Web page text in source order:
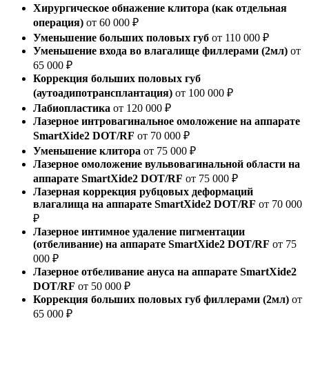
Хирургическое обнажение клитора (как отдельная
операция) от 60 000 ₽
Уменьшение больших половых губ от 110 000 ₽
Уменьшение входа во влагалище филлерами (2мл) от
65 000 ₽
Коррекция больших половых губ
(аутоадипотрансплантация) от 100 000 ₽
Лабиопластика от 120 000 ₽
Лазерное интровагинальное омоложение на аппарате
SmartXide2 DOT/RF от 70 000 ₽
Уменьшение клитора от 75 000 ₽
Лазерное омоложение вульвовагинальной области на
аппарате SmartXide2 DOT/RF от 75 000 ₽
Лазерная коррекция рубцовых деформаций
влагалища на аппарате SmartXide2 DOT/RF от 70 000
₽
Лазерное интимное удаление пигментации
(отбеливание) на аппарате SmartXide2 DOT/RF от 75
000 ₽
Лазерное отбеливание ануса на аппарате SmartXide2
DOT/RF от 50 000 ₽
Коррекция больших половых губ филлерами (2мл) от
65 000 ₽